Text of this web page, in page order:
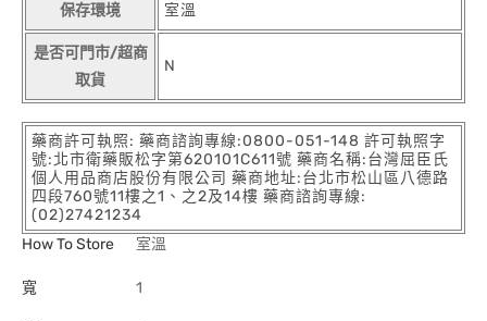
保存環境 室溫
是否可門市/超商
取貨
N
藥商許可執照: 藥商諮詢專線:0800-051-148 許可執照字
號:北市衛藥販松字第620101C611號 藥商名稱:台灣屈臣氏
個人用品商店股份有限公司 藥商地址:台北市松山區八德路
四段760號11樓之1、之2及14樓 藥商諮詢專線:
(02)27421234
How To Store
室溫
寬 1